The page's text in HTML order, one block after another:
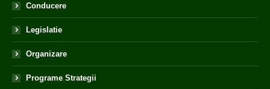
Conducere
Legislatie
Organizare
Programe Strategii